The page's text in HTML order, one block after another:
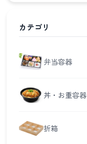
カテゴリ
弁当容器
丼・お重容器
折箱